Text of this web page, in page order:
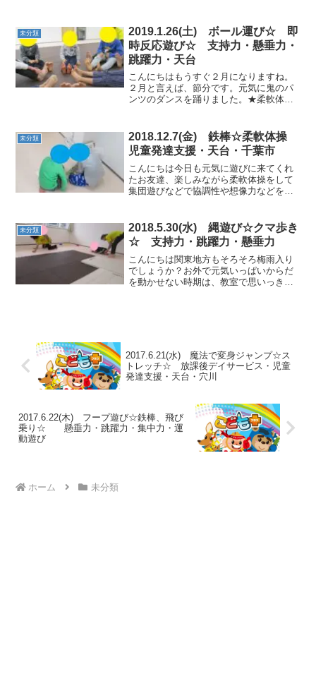
後も大切にしていきたいと思います。★
コーンタッチアヒル歩きでコ...
未分類
2019.1.26(土) ボール運び☆ 即
時反応遊び☆ 支持力・懸垂力・
跳躍力・天台
こんにちはもうすぐ２月になりますね。
２月と言えば、節分です。元気に鬼のパ
ンツのダンスを踊りました。★柔軟体操
ぐしていきました。★スーパーマン★フ
ープをしっかり握り、おへそ...
未分類
2018.12.7(金) 鉄棒☆柔軟体操
児童発達支援・天台・千葉市
こんにちは今日も元気に遊びに来てくれ
たお友達、楽しみながら柔軟体操をして
集団遊びなどで協調性や想像力などを養
数を数えながら手首や足首の体操をして
から前屈、ピラミッドから...
未分類
2018.5.30(水) 縄遊び☆クマ歩き
☆ 支持力・跳躍力・懸垂力
こんにちは関東地方もそろそろ梅雨入り
でしょうか？お外で元気いっぱいからだ
を動かせない時期は、教室で思いっきり
2017.6.21(水) 魔法で変身ジャンプ☆ス
トレッチ☆ 放課後デイサービス・児童
発達支援・天台・穴川
2017.6.22(木) フープ遊び☆鉄棒、飛び
乗り☆ 懸垂力・跳躍力・集中力・運
動遊び
ホーム 未分類